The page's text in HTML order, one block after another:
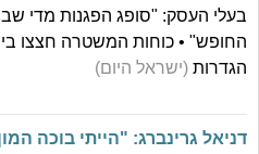
בעלי העסק: "סופג הפגנות מדי
החופש" • כוחות המשטרה חצצו
הגדרות (ישראל היום)
דניאל גרינברג: "הייתי בוכה